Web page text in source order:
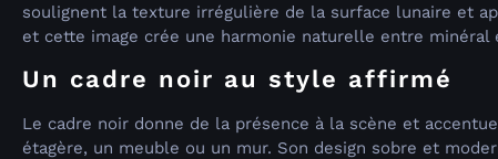
soulignent la texture irrégulière de la surface lunaire et
et cette image crée une harmonie naturelle entre minéral
Un cadre noir au style affirmé
Le cadre noir donne de la présence à la scène et
étagère, un meuble ou un mur. Son design sobre et